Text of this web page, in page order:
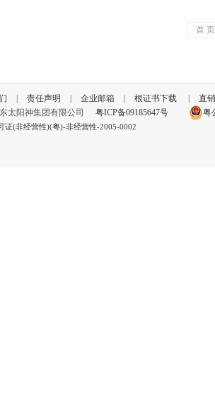
首
责任声明 企业邮箱 根证书下载 直
太阳神集团有限公司 粤ICP备09185647号 粤
证(非经营性)(粤)-非经营性-2005-0002